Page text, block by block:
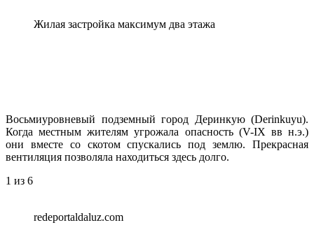
Жилая застройка максимум два этажа
Восьмиуровневый подземный город Деринкую (Derinkuyu).
Когда местным жителям угрожала опасность (V-IX вв н.э.)
они вместе со скотом спускались под землю. Прекрасная
вентиляция позволяла находиться здесь долго.
1 из 6
redeportaldaluz.com